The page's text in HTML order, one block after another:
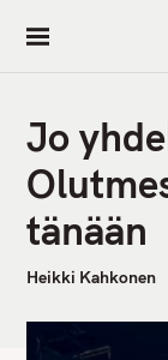
i
Jo
tänään
Heikki Kahkonen